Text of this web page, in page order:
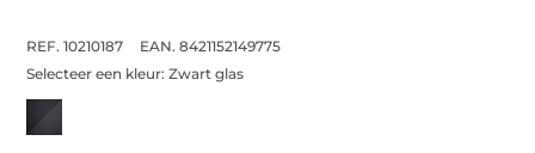
REF. 10210187
EAN. 8421152149775
Selecteer een kleur:Zwart glas